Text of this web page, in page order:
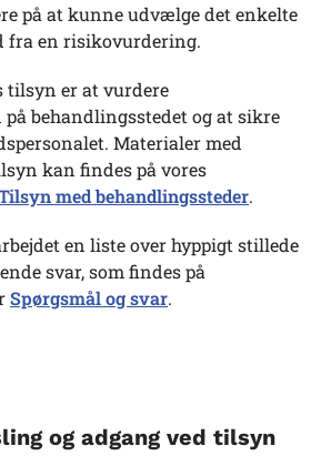
på at kunne udvælge det enkelte
fra en risikovurdering.
tilsyn er at vurdere
behandlingsstedet og at sikre
Materialer med
kan findes på vores
med behandlingssteder.
en liste over hyppigt stillede
svar, som findes på
Spørgsmål og svar.
og adgang ved tilsyn